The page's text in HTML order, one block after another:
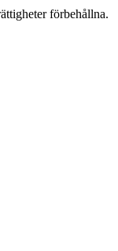
förbehållna.